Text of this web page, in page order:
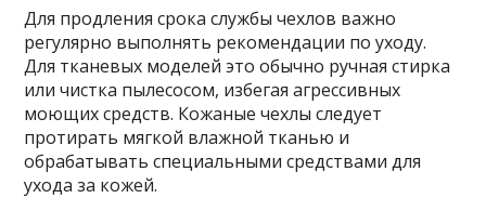
Для продления срока службы чехлов важно
регулярно выполнять рекомендации по уходу.
Для тканевых моделей это обычно ручная стирка
или чистка пылесосом, избегая агрессивных
моющих средств. Кожаные чехлы следует
протирать мягкой влажной тканью и
обрабатывать специальными средствами для
ухода за кожей.